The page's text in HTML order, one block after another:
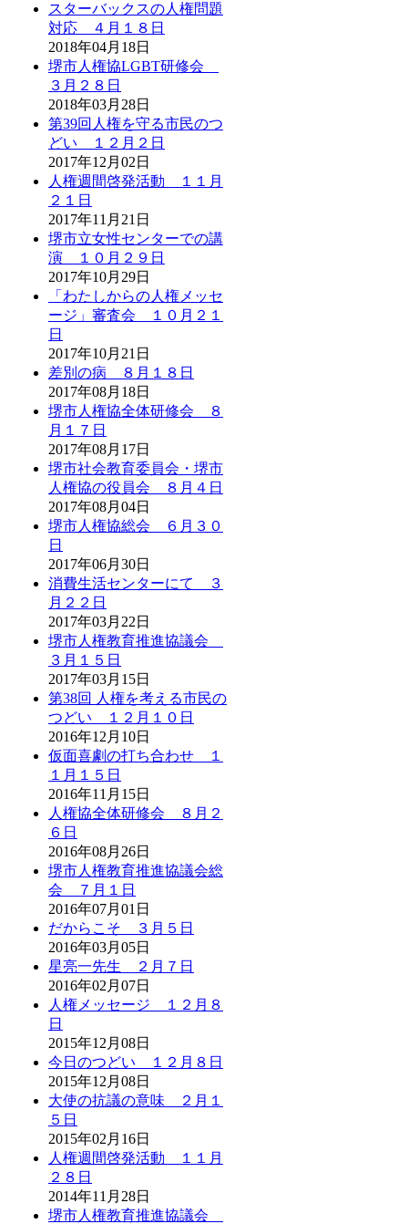
スターバックスの人権問題
対応 ４月１８日
2018年04月18日
堺市人権協LGBT研修会
３月２８日
2018年03月28日
第39回人権を守る市民のつ
どい １２月２日
2017年12月02日
人権週間啓発活動 １１月
２１日
2017年11月21日
堺市立女性センターでの講
演 １０月２９日
2017年10月29日
「わたしからの人権メッセ
ージ」審査会 １０月２１
日
2017年10月21日
差別の病 ８月１８日
2017年08月18日
堺市人権協全体研修会 ８
月１７日
2017年08月17日
堺市社会教育委員会・堺市
人権協の役員会 ８月４日
2017年08月04日
堺市人権協総会 ６月３０
日
2017年06月30日
消費生活センターにて ３
月２２日
2017年03月22日
堺市人権教育推進協議会
３月１５日
2017年03月15日
第38回 人権を考える市民の
つどい １２月１０日
2016年12月10日
仮面喜劇の打ち合わせ １
１月１５日
2016年11月15日
人権協全体研修会 ８月２
６日
2016年08月26日
堺市人権教育推進協議会総
会 ７月１日
2016年07月01日
だからこそ ３月５日
2016年03月05日
星亮一先生 ２月７日
2016年02月07日
人権メッセージ １２月８
日
2015年12月08日
今日のつどい １２月８日
2015年12月08日
大使の抗議の意味 ２月１
５日
2015年02月16日
人権週間啓発活動 １１月
２８日
2014年11月28日
堺市人権教育推進協議会